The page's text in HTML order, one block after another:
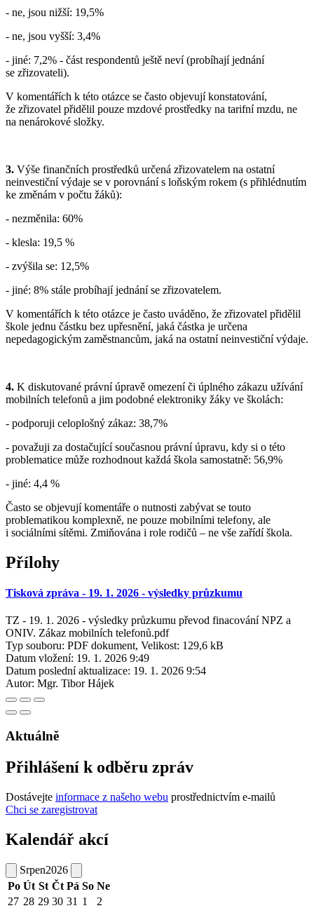
- ne, jsou nižší: 19,5%
- ne, jsou vyšší: 3,4%
- jiné: 7,2% - část respondentů ještě neví (probíhají jednání
se zřizovateli).
V komentářích k této otázce se často objevují konstatování,
že zřizovatel přidělil pouze mzdové prostředky na tarifní mzdu, ne
na nenárokové složky.
3. Výše finančních prostředků určená zřizovatelem na ostatní
neinvestiční výdaje se v porovnání s loňským rokem (s přihlédnutím
ke změnám v počtu žáků):
- nezměnila: 60%
- klesla: 19,5 %
- zvýšila se: 12,5%
- jiné: 8% stále probíhají jednání se zřizovatelem.
V komentářích k této otázce je často uváděno, že zřizovatel přidělil
škole jednu částku bez upřesnění, jaká částka je určena
nepedagogickým zaměstnancům, jaká na ostatní neinvestiční výdaje.
4. K diskutované právní úpravě omezení či úplného zákazu užívání
mobilních telefonů a jim podobné elektroniky žáky ve školách:
- podporuji celoplošný zákaz: 38,7%
- považuji za dostačující současnou právní úpravu, kdy si o této
problematice může rozhodnout každá škola samostatně: 56,9%
- jiné: 4,4 %
Často se objevují komentáře o nutnosti zabývat se touto
problematikou komplexně, ne pouze mobilními telefony, ale
i sociálními sítěmi. Zmiňována i role rodičů – ne vše zařídí škola.
Přílohy
Tisková zpráva - 19. 1. 2026 - výsledky průzkumu
TZ - 19. 1. 2026 - výsledky průzkumu převod finacování NPZ a
ONIV. Zákaz mobilních telefonů.pdf
Typ souboru: PDF dokument, Velikost: 129,6 kB
Datum vložení: 19. 1. 2026 9:49
Datum poslední aktualizace: 19. 1. 2026 9:54
Autor: Mgr. Tibor Hájek
Aktuálně
Přihlášení k odběru zpráv
Dostávejte informace z našeho webu prostřednictvím e-mailů
Chci se zaregistrovat
Kalendář akcí
Srpen2026
Po Út St Čt Pá So Ne
27 28 29 30 31 1
2